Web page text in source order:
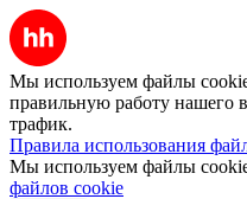
Мы используем файлы
правильную работу нашего
трафик.
Правила использования
Мы используем файлы
файлов cookie